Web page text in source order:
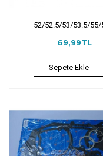
52/52.5/53/53.5/55/
69,99TL
Sepete Ekle